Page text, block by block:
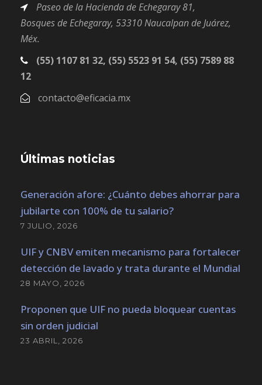
Paseo de la Hacienda de Echegaray 81,
Bosquesde Echegaray, 53310 Naucalpan de Juárez,
Méx.
(55) 1107 81 32, (55) 5523 91 54, (55) 7589 88
12
contacto@eficacia.mx
Últimas noticias
Generación afore: ¿Cuánto debes ahorrar para
jubilarte con 100% de tu salario?
7 JULIO, 2026
UIF y CNBV emiten mecanismo para fortalecer
detección de lavado y trata durante el Mundial
28 MAYO, 2026
Proponen que UIF no pueda bloquear cuentas
sin orden judicial
23 ABRIL, 2026